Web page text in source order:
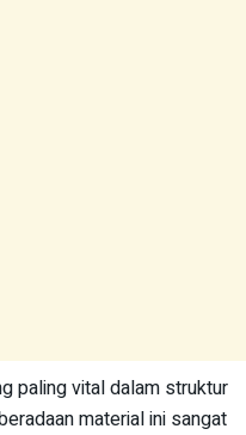
paling vital dalam struktur
material ini sangat